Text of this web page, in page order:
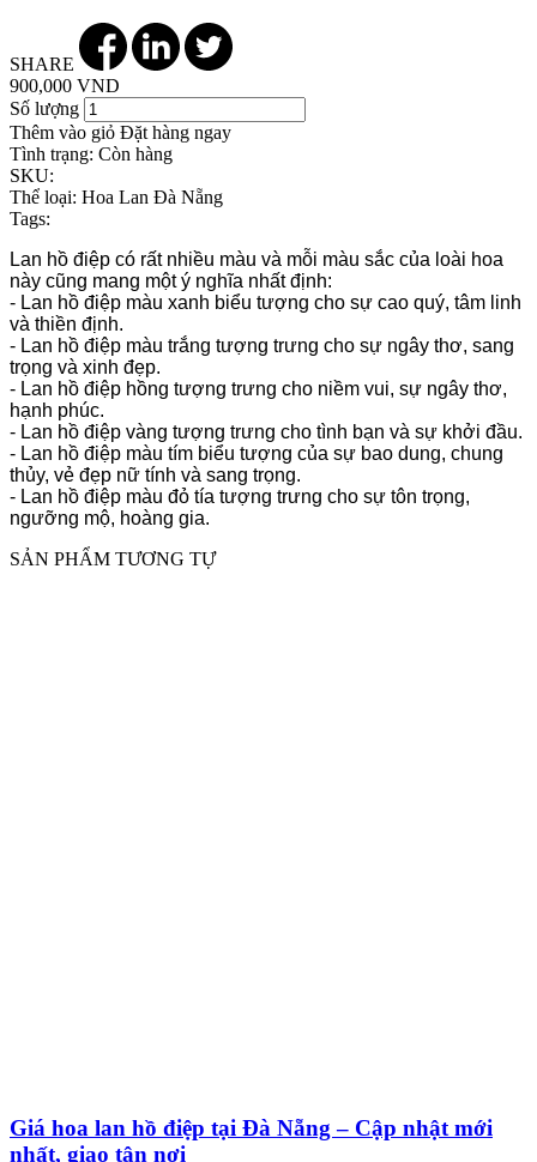
SHARE
900,000 VND
Số lượng
Thêm vào giỏ Đặt hàng ngay
Tình trạng: Còn hàng
SKU:
Thể loại: Hoa Lan Đà Nẵng
Tags:
Lan hồ điệp có rất nhiều màu và mỗi màu sắc của loài hoa
này cũng mang một ý nghĩa nhất định:
- Lan hồ điệp màu xanh biểu tượng cho sự cao quý, tâm linh
và thiền định.
- Lan hồ điệp màu trắng tượng trưng cho sự ngây thơ, sang
trọng và xinh đẹp.
- Lan hồ điệp hồng tượng trưng cho niềm vui, sự ngây thơ,
hạnh phúc.
- Lan hồ điệp vàng tượng trưng cho tình bạn và sự khởi đầu.
- Lan hồ điệp màu tím biểu tượng của sự bao dung, chung
thủy, vẻ đẹp nữ tính và sang trọng.
- Lan hồ điệp màu đỏ tía tượng trưng cho sự tôn trọng,
ngưỡng mộ, hoàng gia.
SẢN PHẨM TƯƠNG TỰ
Giá hoa lan hồ điệp tại Đà Nẵng – Cập nhật mới
nhất, giao tận nơi